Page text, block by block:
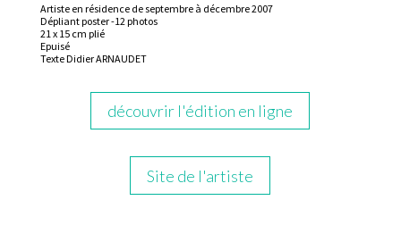
Artiste en résidence de septembre à décembre 2007
Dépliant poster -12 photos
21 x 15 cm plié
Epuisé
Texte Didier ARNAUDET
découvrir l'édition en ligne
Site de l'artiste